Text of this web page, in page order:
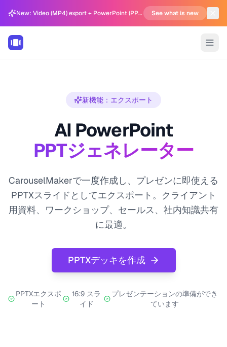
New: Video (MP4) export + PowerPoint (PPTX) support in Carousel Generator See what is new
新機能：エクスポート
AI PowerPoint
PPTジェネレーター
CarouselMakerで一度作成し、プレゼンに即使える
PPTXスライドとしてエクスポート。クライアント
用資料、ワークショップ、セールス、社内知識共有
に最適。
PPTXデッキを作成
PPTXエクスポ
ート
16:9 スラ
イド
プレゼンテーションの準備ができ
ています